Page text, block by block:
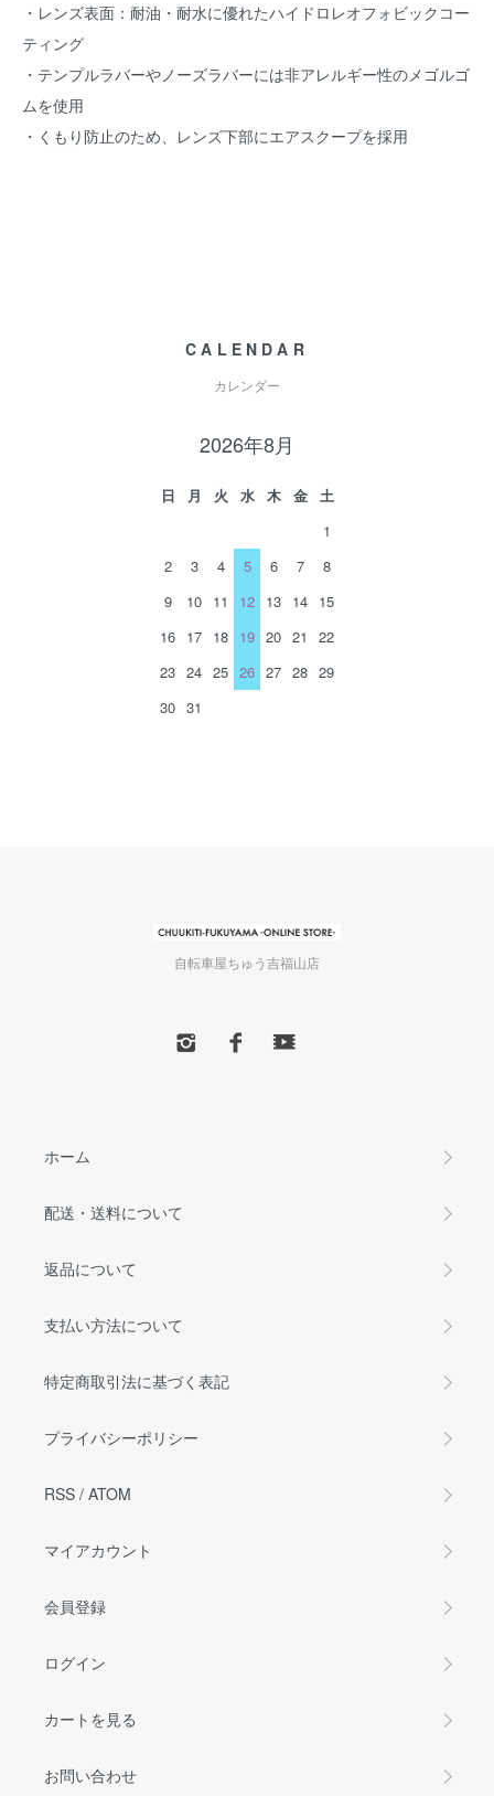
・レンズ表面：耐油・耐水に優れたハイドロレオフォビックコー
ティング
・テンプルラバーやノーズラバーには非アレルギー性のメゴルゴ
ムを使用
・くもり防止のため、レンズ下部にエアスクープを採用
CALENDAR
カレンダー
2026年8月
日 月 火 水 木 金
土
1
2
3 4 5 6 7
8
9
10 11 12 13 14 15
16 17 18 19 20 21
22
23 24 25 26 27 28 29
30 31
自転車屋ちゅう吉福山店
ホーム
配送・送料について
返品について
支払い方法について
特定商取引法に基づく表記
プライバシーポリシー
RSS / ATOM
マイアカウント
会員登録
ログイン
カートを見る
お問い合わせ